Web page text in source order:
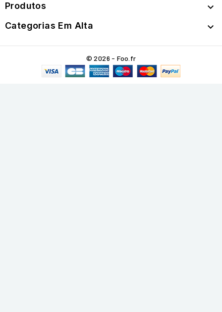
Produtos 
Categorias Em Alta 
© 2026 - Foo.fr